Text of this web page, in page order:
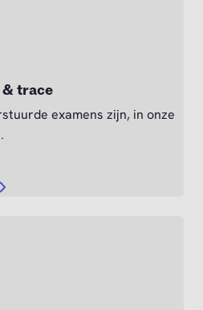
trace
examens zijn, in onze